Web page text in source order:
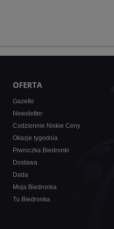
OFERTA
Gazetki
Newsletter
Codziennie Niskie Ceny
Okazje tygodnia
Piwniczka Biedronki
Dostawa
Dada
Moja Biedronka
Tu Biedronka